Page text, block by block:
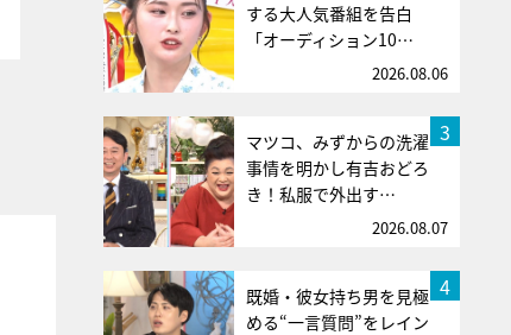
する大人気番組を告白
「オーディション10…
2026.08.06
3
マツコ、みずからの洗濯
事情を明かし有吉おどろ
き！私服で外出す…
2026.08.07
4
既婚・彼女持ち男を見極
める“一言質問”をレイン